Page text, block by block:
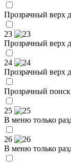
Прозрачный верх
23
Прозрачный верх
24
Прозрачный верх
Прозрачный
25
В меню только
26
В меню только